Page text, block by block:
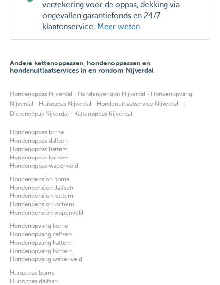
verzekering voor de oppas, dekking via
ongevallen garantiefonds en 24/7
klantenservice. Meer weten
Andere kattenoppassen, hondenoppassen en
hondenuitlaatservices in en rondom Nijverdal
Hondenoppas Nijverdal · Hondenpension Nijverdal · Hondenopvang
Nijverdal · Huisoppas Nijverdal · Hondenuitlaatservice Nijverdal ·
Dierenoppas Nijverdal · Kattenoppas Nijverdal
Hondenoppas borne
Hondenoppas dalfsen
Hondenoppas hattem
Hondenoppas lochem
Hondenoppas wapenveld
Hondenpension borne
Hondenpension dalfsen
Hondenpension hattem
Hondenpension lochem
Hondenpension wapenveld
Hondenopvang borne
Hondenopvang dalfsen
Hondenopvang hattem
Hondenopvang lochem
Hondenopvang wapenveld
Huisoppas borne
Huisoppas dalfsen